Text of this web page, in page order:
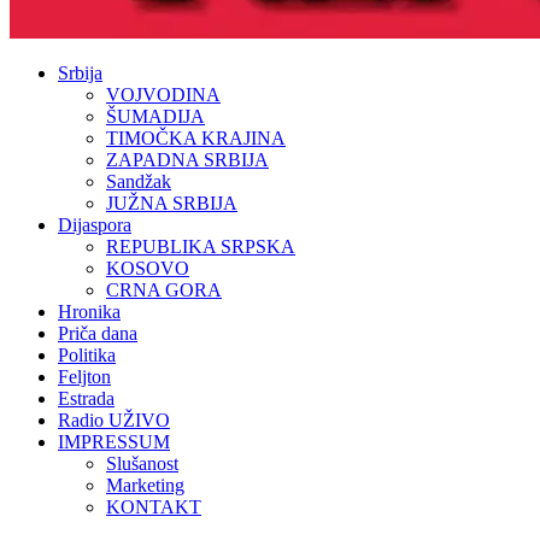
Srbija
VOJVODINA
ŠUMADIJA
TIMOČKA KRAJINA
ZAPADNA SRBIJA
Sandžak
JUŽNA SRBIJA
Dijaspora
REPUBLIKA SRPSKA
KOSOVO
CRNA GORA
Hronika
Priča dana
Politika
Feljton
Estrada
Radio UŽIVO
IMPRESSUM
Slušanost
Marketing
KONTAKT